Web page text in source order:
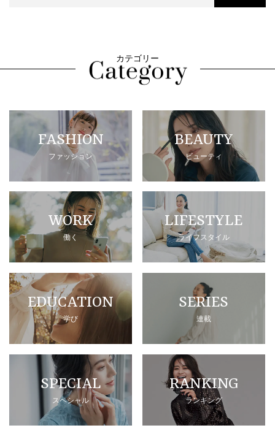
カテゴリー
FASHION
ファッション
BEAUTY
ビューティ
WORK
働く
LIFESTYLE
ライフスタイル
EDUCATION
学び
SERIES
連載
SPECIAL
スペシャル
RANKING
ランキング